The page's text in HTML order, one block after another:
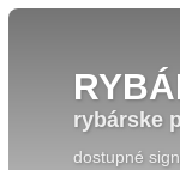
rybárske
dostupné